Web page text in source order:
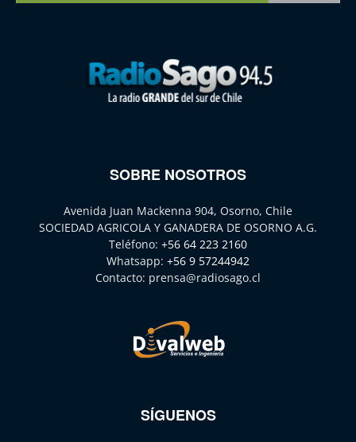
SOBRE NOSOTROS
Avenida Juan Mackenna 904, Osorno, Chile
SOCIEDAD AGRICOLA Y GANADERA DE OSORNO A.G.
Teléfono: +56 64 223 2160
Whatsapp: +56 9 57244942
Contacto: prensa@radiosago.cl
SÍGUENOS